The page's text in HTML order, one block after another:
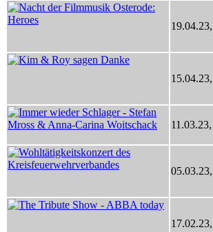
19.04.23,
15.04.23,
11.03.23,
05.03.23,
17.02.23,